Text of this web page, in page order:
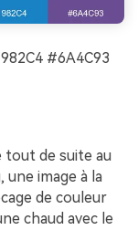
#6A4C93
tout de suite au
une image à la
de couleur
chaud avec le